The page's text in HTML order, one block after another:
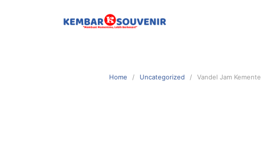
Home Uncategorized Vandel Jam